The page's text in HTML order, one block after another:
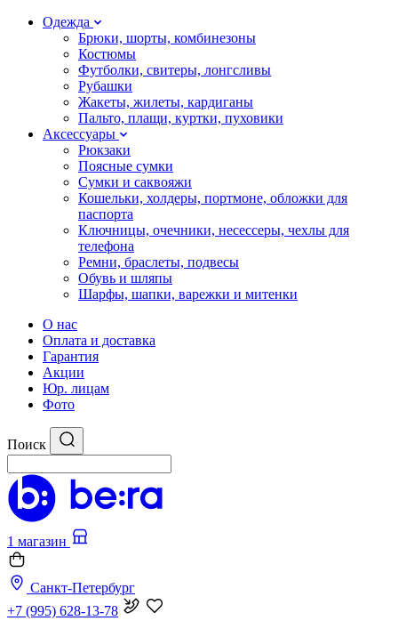
Одежда
Брюки, шорты, комбинезоны
Костюмы
Футболки, свитеры, лонгсливы
Рубашки
Жакеты, жилеты, кардиганы
Пальто, плащи, куртки, пуховики
Аксессуары
Рюкзаки
Поясные сумки
Сумки и саквояжи
Кошельки, холдеры, портмоне, обложки для
паспорта
Ключницы, очечники, несессеры, чехлы для
телефона
Ремни, браслеты, подвесы
Обувь и шляпы
Шарфы, шапки, варежки и митенки
О нас
Оплата и доставка
Гарантия
Акции
Юр. лицам
Фото
Поиск
1 магазин
Санкт-Петербург
+7 (995) 628-13-78